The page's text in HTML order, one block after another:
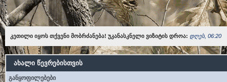
კეთილი იყოს თქვენი მობრძანება! უკანასკნელი ვიზიტის დროა: დღეს, 06:20
ახალი წევრებისთვის
განყოფილებები